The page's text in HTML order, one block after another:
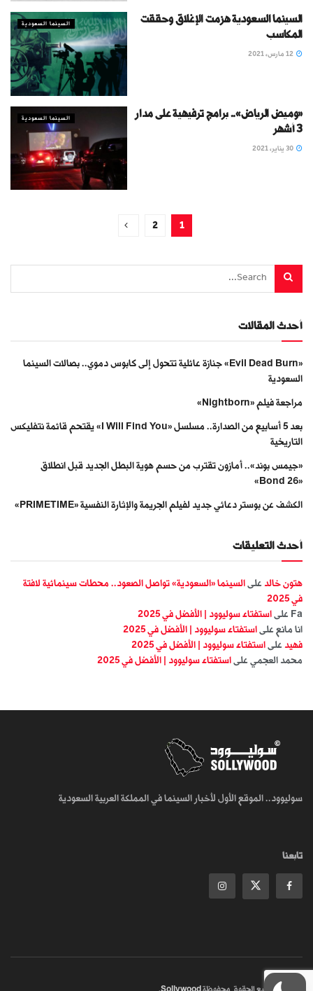
السينما السعودية
السينما السعودية هزمت الإغلاق وحققت
المكاسب
السينما السعودية
«وميض الرياض».. برامج ترفيهية على مدار
3 أشهر
1
2
أحدث المقالات
«Evil Dead Burn» جنازة عائلية تتحول إلى كابوس دموي.. بصالات السينما
السعودية
مراجعة فيلم «Nightborn»
بعد 5 أسابيع من الصدارة.. مسلسل «I Will Find You» يقتحم قائمة نتفليكس
التاريخية
«جيمس بوند».. أمازون تقترب من حسم هوية البطل الجديد قبل انطلاق
«Bond 26»
الكشف عن بوستر دعائي جديد لفيلم الجريمة والإثارة النفسية «PRIMETIME»
أحدث التعليقات
هتون خالد على السينما «السعودية» تواصل الصعود.. محطات سينمائية لافتة
في 2025
Fa على استفتاء سوليوود | الأفضل في 2025
انا مانع على استفتاء سوليوود | الأفضل في 2025
فهيد على استفتاء سوليوود | الأفضل في 2025
محمد العجمي على استفتاء سوليوود | الأفضل في 2025
سوليوود.. الموقع الأول لأخبار السينما في المملكة العربية السعودية
تابعنا